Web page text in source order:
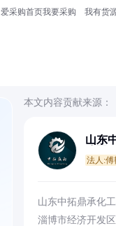
爱采购首页我要采购 我有货
本文内容贡献来源：
山东
法人:傅
山东中拓鼎承化
淄博市经济开发